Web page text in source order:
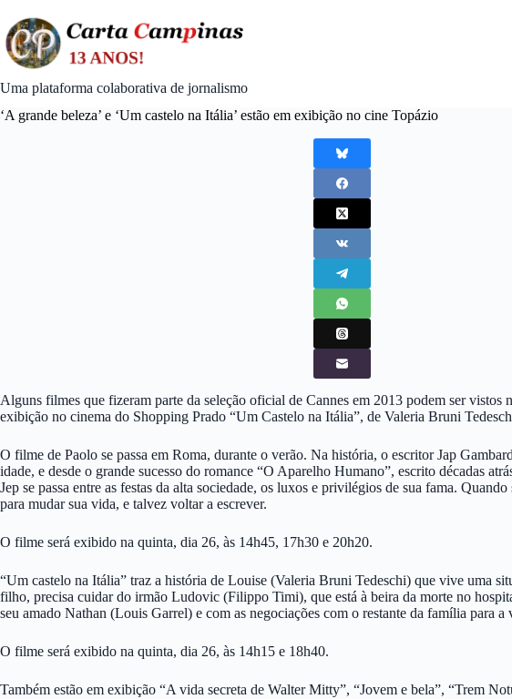
content
Uma plataforma colaborativa de jornalismo
‘A grande beleza’ e ‘Um castelo na Itália’ estão em exibição no cine Topázio
Alguns filmes que fizeram parte da seleção oficial de Cannes em 2013 podem ser vistos
exibição no cinema do Shopping Prado “Um Castelo na Itália”, de Valeria Bruni
O filme de Paolo se passa em Roma, durante o verão. Na história, o escritor Jap
idade, e desde o grande sucesso do romance “O Aparelho Humano”, escrito décadas
Jep se passa entre as festas da alta sociedade, os luxos e privilégios de sua fama.
para mudar sua vida, e talvez voltar a escrever.
O filme será exibido na quinta, dia 26, às 14h45, 17h30 e 20h20.
“Um castelo na Itália” traz a história de Louise (Valeria Bruni Tedeschi) que vive uma
filho, precisa cuidar do irmão Ludovic (Filippo Timi), que está à beira da morte no
seu amado Nathan (Louis Garrel) e com as negociações com o restante da família para
O filme será exibido na quinta, dia 26, às 14h15 e 18h40.
Também estão em exibição “A vida secreta de Walter Mitty”, “Jovem e bela”, “Trem